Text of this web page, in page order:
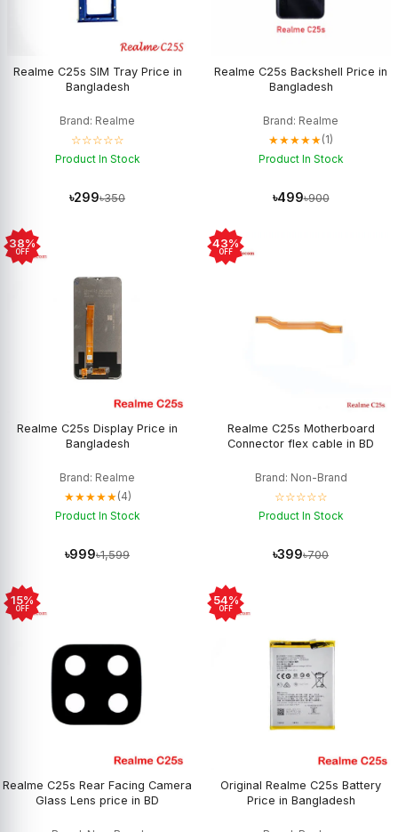
Realme C25s SIM Tray Price in
Bangladesh
Brand: Realme
☆☆☆☆☆
Product In Stock
৳299৳350
Realme C25s Backshell Price in
Bangladesh
Brand: Realme
★★★★★(1)
Product In Stock
৳499৳900
38%
OFF
Realme C25s Display Price in
Bangladesh
Brand: Realme
★★★★★(4)
Product In Stock
৳999৳1,599
43%
OFF
Realme C25s Motherboard
Connector flex cable in BD
Brand: Non-Brand
☆☆☆☆☆
Product In Stock
৳399৳700
15%
OFF
Realme C25s Rear Facing Camera
Glass Lens price in BD
54%
OFF
Original Realme C25s Battery
Price in Bangladesh